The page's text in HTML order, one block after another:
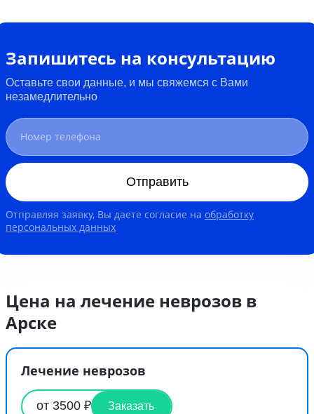
Запишитесь на консультацию
Оставьте свои данные, и мы свяжемся с Вами
незамедлительно
Отправить
Отправляя заявку, Вы даете согласие на обработку
персональных данных
Цена на лечение неврозов в
Арске
Лечение неврозов
от 3500 ₽ Заказать